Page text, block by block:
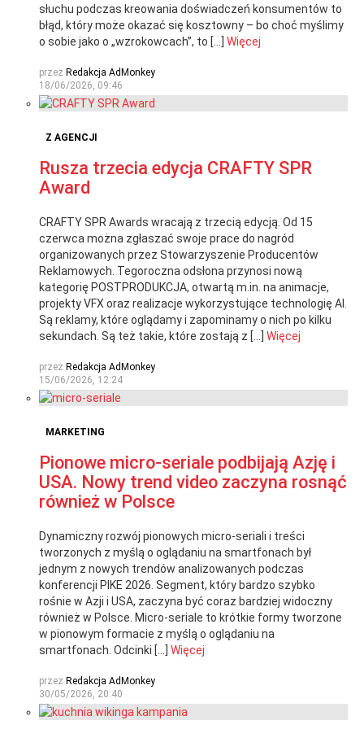
słuchu podczas kreowania doświadczeń konsumentów to
błąd, który może okazać się kosztowny – bo choć myślimy
o sobie jako o „wzrokowcach”, to […] Więcej
przez Redakcja AdMonkey
18/06/2026, 09:46
Z AGENCJI
Rusza trzecia edycja CRAFTY SPR
Award
CRAFTY SPR Awards wracają z trzecią edycją. Od 15
czerwca można zgłaszać swoje prace do nagród
organizowanych przez Stowarzyszenie Producentów
Reklamowych. Tegoroczna odsłona przynosi nową
kategorię POSTPRODUKCJA, otwartą m.in. na animacje,
projekty VFX oraz realizacje wykorzystujące technologię AI.
Są reklamy, które oglądamy i zapominamy o nich po kilku
sekundach. Są też takie, które zostają z […] Więcej
przez Redakcja AdMonkey
15/06/2026, 12:24
MARKETING
Pionowe micro-seriale podbijają Azję i
USA. Nowy trend video zaczyna rosnąć
również w Polsce
Dynamiczny rozwój pionowych micro-seriali i treści
tworzonych z myślą o oglądaniu na smartfonach był
jednym z nowych trendów analizowanych podczas
konferencji PIKE 2026. Segment, który bardzo szybko
rośnie w Azji i USA, zaczyna być coraz bardziej widoczny
również w Polsce. Micro-seriale to krótkie formy tworzone
w pionowym formacie z myślą o oglądaniu na
smartfonach. Odcinki […] Więcej
przez Redakcja AdMonkey
30/05/2026, 20:40